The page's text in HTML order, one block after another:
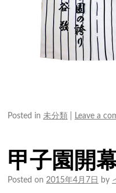
Posted in 未分類 Leave a
甲子園開
Posted on 2015年4月7日 by